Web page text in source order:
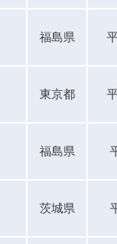
福島県
東京都
福島県
茨城県